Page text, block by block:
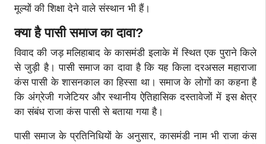
मूल्यों की शिक्षा देने वाले संस्थान भी हैं।
क्या है पासी समाज का दावा?
विवाद की जड़ मलिहाबाद के कासमंडी इलाके में स्थित एक पुराने किले
से जुड़ी है। पासी समाज का दावा है कि यह किला दरअसल महाराजा
कंस पासी के शासनकाल का हिस्सा था। समाज के लोगों का कहना है
कि अंग्रेजी गजेटियर और स्थानीय ऐतिहासिक दस्तावेजों में इस क्षेत्र
का संबंध राजा कंस पासी से बताया गया है।
पासी समाज के प्रतिनिधियों के अनुसार, कासमंडी नाम भी राजा कंस